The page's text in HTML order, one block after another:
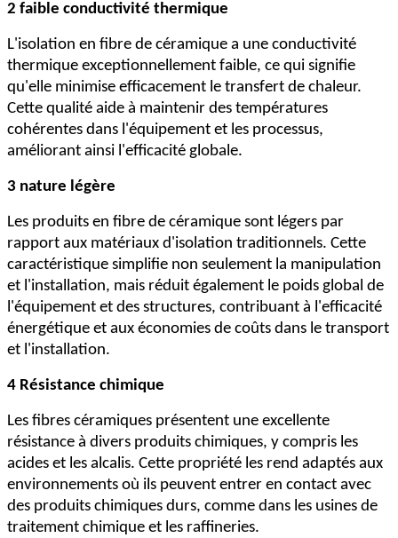
2 faible conductivité thermique
L'isolation en fibre de céramique a une conductivité
thermique exceptionnellement faible, ce qui signifie
qu'elle minimise efficacement le transfert de chaleur.
Cette qualité aide à maintenir des températures
cohérentes dans l'équipement et les processus,
améliorant ainsi l'efficacité globale.
3 nature légère
Les produits en fibre de céramique sont légers par
rapport aux matériaux d'isolation traditionnels. Cette
caractéristique simplifie non seulement la manipulation
et l'installation, mais réduit également le poids global de
l'équipement et des structures, contribuant à l'efficacité
énergétique et aux économies de coûts dans le transport
et l'installation.
4 Résistance chimique
Les fibres céramiques présentent une excellente
résistance à divers produits chimiques, y compris les
acides et les alcalis. Cette propriété les rend adaptés aux
environnements où ils peuvent entrer en contact avec
des produits chimiques durs, comme dans les usines de
traitement chimique et les raffineries.